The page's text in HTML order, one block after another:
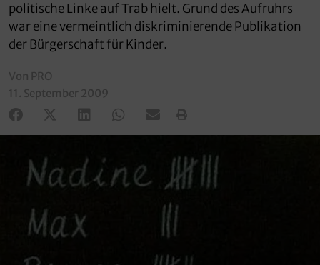
politische Linke auf Trab hielt. Grund des Aufruhrs
war eine vermeintlich diskriminierende Publikation
der Bürgerschaft für Kinder.
Von PRO
11. September 2009